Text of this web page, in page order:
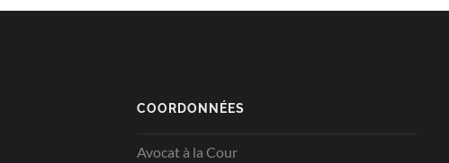
COORDONNÉES
Avocat à la Cour